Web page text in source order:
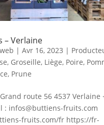
– Verlaine
| Avr 16, 2023 |
, Groseille, Liège, Poire,
, Prune
route 56 4537 Verlaine
: infos@buttiens-fruits.com
fruits.com/fr https://fr-